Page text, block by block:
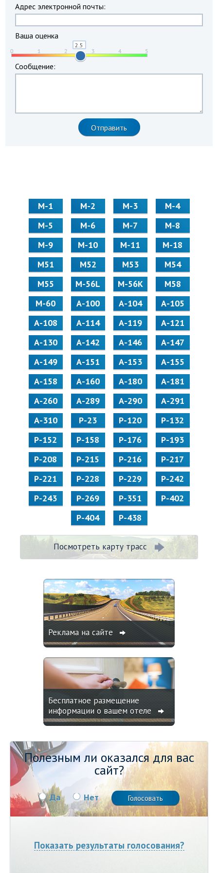
Адрес электронной почты:
Ваша оценка
Сообщение:
М-1 М-2 М-3
М-4
М-5
М-6 М-7
М-8
М-9
М-10 М-11
М-18
М51
М52 М53
М54
М55
M-56L M-56K
М58
M-60
А-100 А-104
А-105
А-108
А-114 А-119
А-121
А-130
А-142 А-146
А-147
А-149
А-151 А-153
А-155
А-158
А-160 А-180
А-181
А-260
А-289 А-290
А-291
А-310
Р-23 Р-120
Р-132
Р-152
Р-158 Р-176
Р-193
Р-208
Р-215 Р-216
Р-217
Р-221
Р-228 Р-229
Р-242
Р-243
Р-269 Р-351
Р-402
Р-404
Р-438
Посмотреть карту трасс
Реклама на сайте
Бесплатное размещение
информации о вашем отеле
Полезным ли оказался для вас
сайт?
Да Нет
Показать результаты голосования?